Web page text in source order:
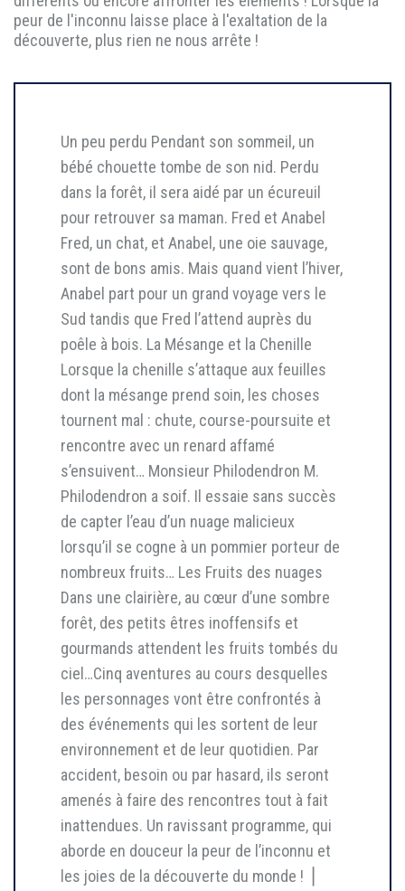
peur de l'inconnu laisse place à l'exaltation de la
découverte, plus rien ne nous arrête !
Un peu perdu Pendant son sommeil, un
bébé chouette tombe de son nid. Perdu
dans la forêt, il sera aidé par un écureuil
pour retrouver sa maman. Fred et Anabel
Fred, un chat, et Anabel, une oie sauvage,
sont de bons amis. Mais quand vient l’hiver,
Anabel part pour un grand voyage vers le
Sud tandis que Fred l’attend auprès du
poêle à bois. La Mésange et la Chenille
Lorsque la chenille s’attaque aux feuilles
dont la mésange prend soin, les choses
tournent mal : chute, course-poursuite et
rencontre avec un renard affamé
s’ensuivent… Monsieur Philodendron M.
Philodendron a soif. Il essaie sans succès
de capter l’eau d’un nuage malicieux
lorsqu’il se cogne à un pommier porteur de
nombreux fruits… Les Fruits des nuages
Dans une clairière, au cœur d’une sombre
forêt, des petits êtres inoffensifs et
gourmands attendent les fruits tombés du
ciel…Cinq aventures au cours desquelles
les personnages vont être confrontés à
des événements qui les sortent de leur
environnement et de leur quotidien. Par
accident, besoin ou par hasard, ils seront
amenés à faire des rencontres tout à fait
inattendues. Un ravissant programme, qui
aborde en douceur la peur de l’inconnu et
les joies de la découverte du monde ! ⎥